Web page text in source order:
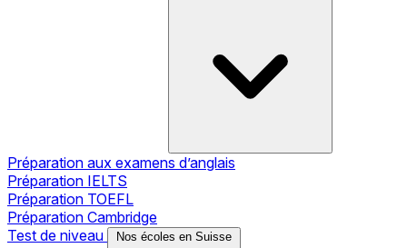
Préparation aux examens d’anglais
Préparation IELTS
Préparation TOEFL
Préparation Cambridge
Test de niveau
Nos écoles en Suisse